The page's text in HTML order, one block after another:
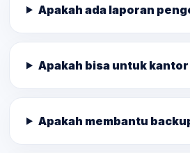
Apakah ada laporan
Apakah bisa untuk
Apakah membantu